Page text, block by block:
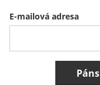
Belgique (Français)
E-mailová adresa